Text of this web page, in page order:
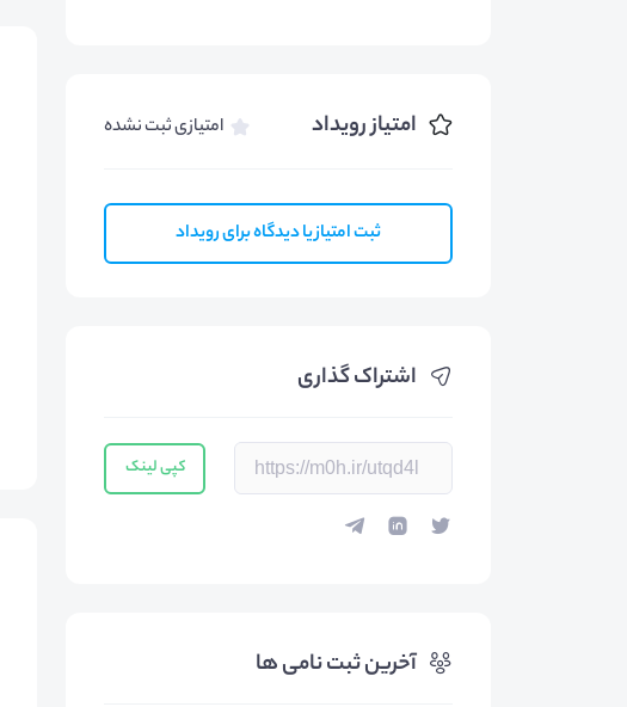
امتیاز رویداد امتیازی ثبت نشده
ثبت امتیاز یا دیدگاه برای رویداد
اشتراک گذاری
کپی لینک
آخرین ثبت نامی ها